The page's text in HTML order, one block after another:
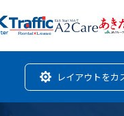
レイアウトをカ